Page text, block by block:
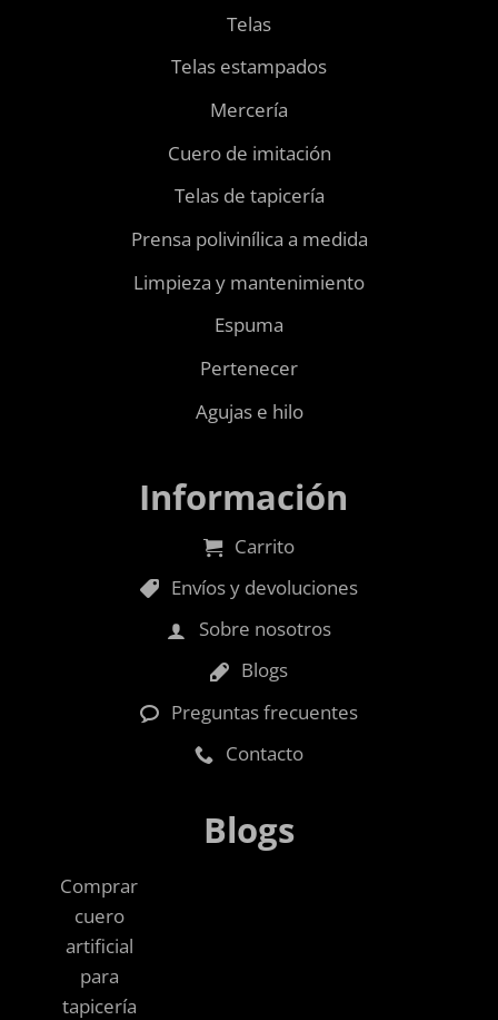
Telas
Telas estampados
Mercería
Cuero de imitación
Telas de tapicería
Prensa polivinílica a medida
Limpieza y mantenimiento
Espuma
Pertenecer
Agujas e hilo
Información
Carrito
Envíos y devoluciones
Sobre nosotros
Blogs
Preguntas frecuentes
Contacto
Blogs
Comprar
cuero
artificial
para
tapicería